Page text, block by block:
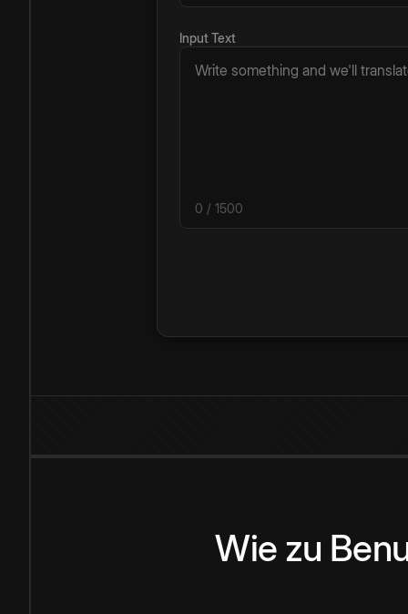
Input Text
0 / 1500
Wie zu